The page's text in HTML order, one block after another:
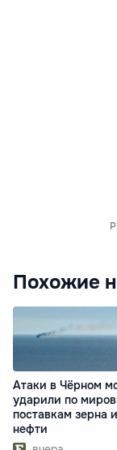
Похожие
Атаки в Чёрном
ударили по
поставкам зерна и
нефти